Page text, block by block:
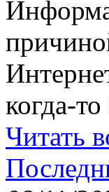
когда-
Читать